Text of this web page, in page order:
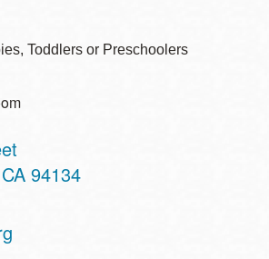
Toddlers or Preschoolers
CA 94134